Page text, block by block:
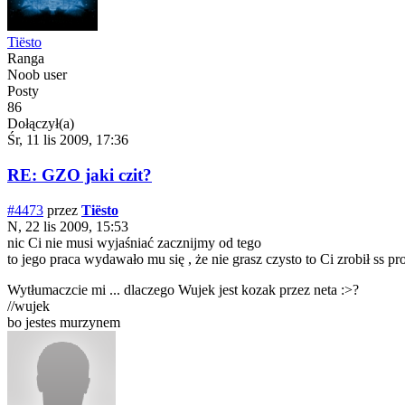
Tiësto
Ranga
Noob user
Posty
86
Dołączył(a)
Śr, 11 lis 2009, 17:36
RE: GZO jaki czit?
#4473 przez Tiësto
N, 22 lis 2009, 15:53
nic Ci nie musi wyjaśniać zacznijmy od tego
to jego praca wydawało mu się , że nie grasz czysto to Ci zrobił ss
Wytłumaczcie mi ... dlaczego Wujek jest kozak przez neta :>?
//wujek
bo jestes murzynem